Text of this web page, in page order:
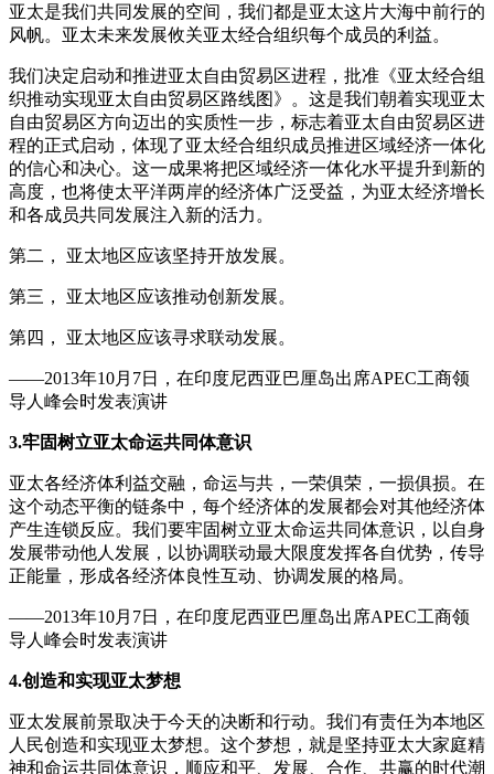
亚太是我们共同发展的空间，我们都是亚太这片大海中前行的
风帆。亚太未来发展攸关亚太经合组织每个成员的利益。
我们决定启动和推进亚太自由贸易区进程，批准《亚太经合组
织推动实现亚太自由贸易区路线图》。这是我们朝着实现亚太
自由贸易区方向迈出的实质性一步，标志着亚太自由贸易区进
程的正式启动，体现了亚太经合组织成员推进区域经济一体化
的信心和决心。这一成果将把区域经济一体化水平提升到新的
高度，也将使太平洋两岸的经济体广泛受益，为亚太经济增长
和各成员共同发展注入新的活力。
第二， 亚太地区应该坚持开放发展。
第三， 亚太地区应该推动创新发展。
第四， 亚太地区应该寻求联动发展。
——2013年10月7日，在印度尼西亚巴厘岛出席APEC工商领
导人峰会时发表演讲
3.牢固树立亚太命运共同体意识
亚太各经济体利益交融，命运与共，一荣俱荣，一损俱损。在
这个动态平衡的链条中，每个经济体的发展都会对其他经济体
产生连锁反应。我们要牢固树立亚太命运共同体意识，以自身
发展带动他人发展，以协调联动最大限度发挥各自优势，传导
正能量，形成各经济体良性互动、协调发展的格局。
——2013年10月7日，在印度尼西亚巴厘岛出席APEC工商领
导人峰会时发表演讲
4.创造和实现亚太梦想
亚太发展前景取决于今天的决断和行动。我们有责任为本地区
人民创造和实现亚太梦想。这个梦想，就是坚持亚太大家庭精
神和命运共同体意识，顺应和平、发展、合作、共赢的时代潮